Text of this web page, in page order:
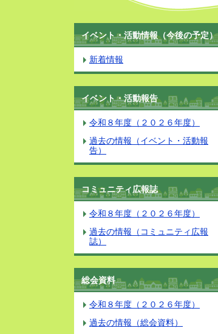
イベント・活動情報（今後の予定）
新着情報
イベント・活動報告
令和８年度（２０２６年度）
過去の情報（イベント・活動報
告）
コミュニティ広報誌
令和８年度（２０２６年度）
過去の情報（コミュニティ広報
誌）
総会資料
令和８年度（２０２６年度）
過去の情報（総会資料）